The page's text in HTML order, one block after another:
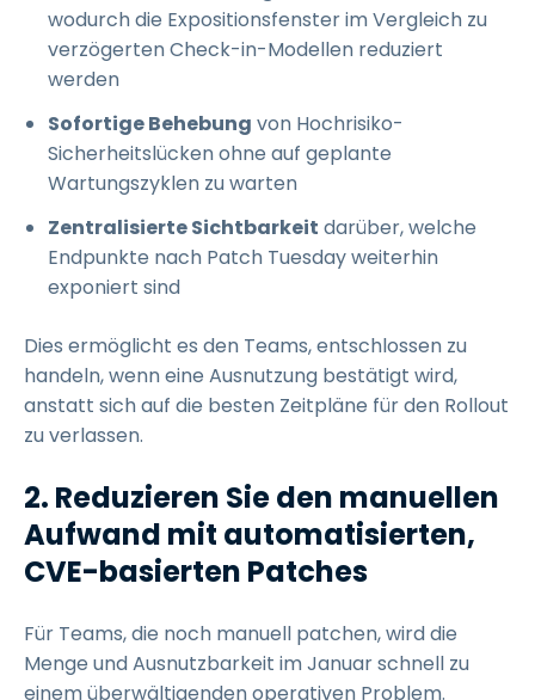
wodurch die Expositionsfenster im Vergleich zu
verzögerten Check-in-Modellen reduziert
werden
Sofortige Behebung von Hochrisiko-
Sicherheitslücken ohne auf geplante
Wartungszyklen zu warten
Zentralisierte Sichtbarkeit darüber, welche
Endpunkte nach Patch Tuesday weiterhin
exponiert sind
Dies ermöglicht es den Teams, entschlossen zu
handeln, wenn eine Ausnutzung bestätigt wird,
anstatt sich auf die besten Zeitpläne für den Rollout
zu verlassen.
2. Reduzieren Sie den manuellen
Aufwand mit automatisierten,
CVE-basierten Patches
Für Teams, die noch manuell patchen, wird die
Menge und Ausnutzbarkeit im Januar schnell zu
einem überwältigenden operativen Problem.